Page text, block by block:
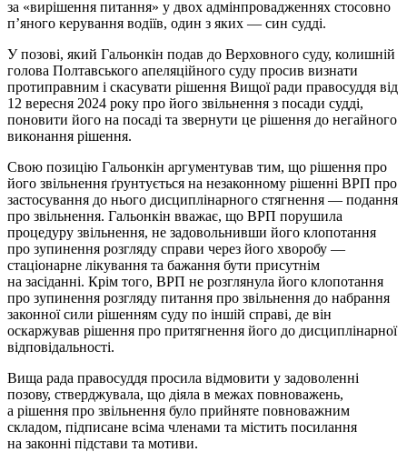
за «вирішення питання» у двох адмінпровадженнях стосовно
п’яного керування водіїв, один з яких — син судді.
У позові, який Гальонкін подав до Верховного суду, колишній
голова Полтавського апеляційного суду просив визнати
протиправним і скасувати рішення Вищої ради правосуддя від
12 вересня 2024 року про його звільнення з посади судді,
поновити його на посаді та звернути це рішення до негайного
виконання рішення.
Свою позицію Гальонкін аргументував тим, що рішення про
його звільнення ґрунтується на незаконному рішенні ВРП про
застосування до нього дисциплінарного стягнення — подання
про звільнення. Гальонкін вважає, що ВРП порушила
процедуру звільнення, не задовольнивши його клопотання
про зупинення розгляду справи через його хворобу —
стаціонарне лікування та бажання бути присутнім
на засіданні. Крім того, ВРП не розглянула його клопотання
про зупинення розгляду питання про звільнення до набрання
законної сили рішенням суду по іншій справі, де він
оскаржував рішення про притягнення його до дисциплінарної
відповідальності.
Вища рада правосуддя просила відмовити у задоволенні
позову, стверджувала, що діяла в межах повноважень,
а рішення про звільнення було прийняте повноважним
складом, підписане всіма членами та містить посилання
на законні підстави та мотиви.